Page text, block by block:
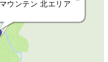
ウンテン 北エリア